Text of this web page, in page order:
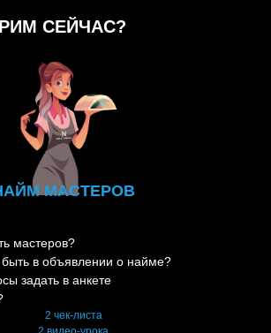
СЕЙЧАС?
МАСТЕРОВ
мастеров?
в объявлении о найме?
задать в анкете
2 чек-листа